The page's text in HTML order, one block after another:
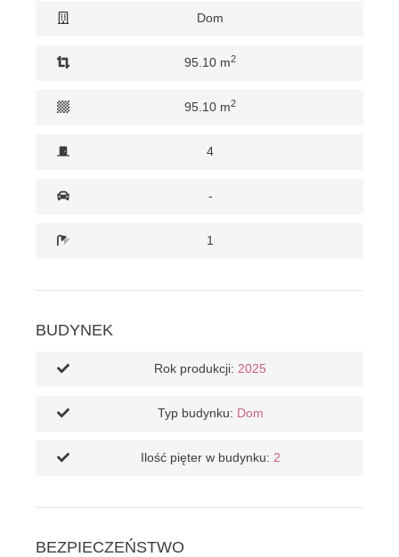
Dom
95.10 m2
95.10 m2
4
-
1
BUDYNEK
Rok produkcji: 2025
Typ budynku: Dom
Ilość pięter w budynku: 2
BEZPIECZEŃSTWO